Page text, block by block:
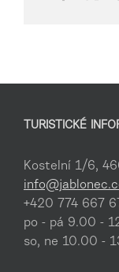
TURISTICKÉ
Kostelní 1/6,
+420 774 667
po - pá 9.00 -
so, ne 10.00 -